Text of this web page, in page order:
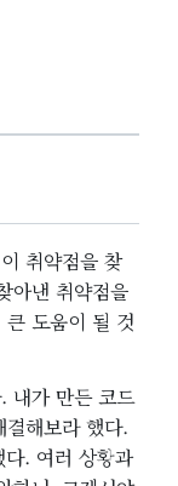
취약점을 찾
아낸 취약점을
큰 도움이 될 것
내가 만든 코드
해보라 했다.
. 여러 상황과